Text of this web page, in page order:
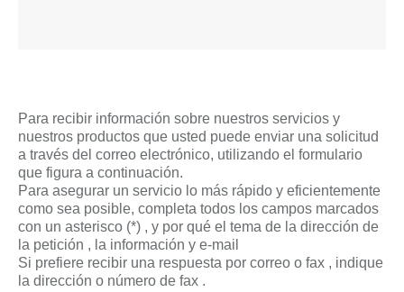
Para recibir información sobre nuestros servicios y
nuestros productos que usted puede enviar una solicitud
a través del correo electrónico, utilizando el formulario
que figura a continuación.
Para asegurar un servicio lo más rápido y eficientemente
como sea posible, completa todos los campos marcados
con un asterisco (*) , y por qué el tema de la dirección de
la petición , la información y e-mail
Si prefiere recibir una respuesta por correo o fax , indique
la dirección o número de fax .